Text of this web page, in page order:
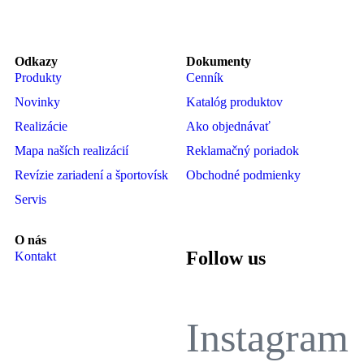
Odkazy
Produkty
Novinky
Realizácie
Mapa naších realizácií
Revízie zariadení a športovísk
Servis
Dokumenty
Cenník
Katalóg produktov
Ako objednávať
Reklamačný poriadok
Obchodné podmienky
O nás
Kontakt
Follow us
Instagram